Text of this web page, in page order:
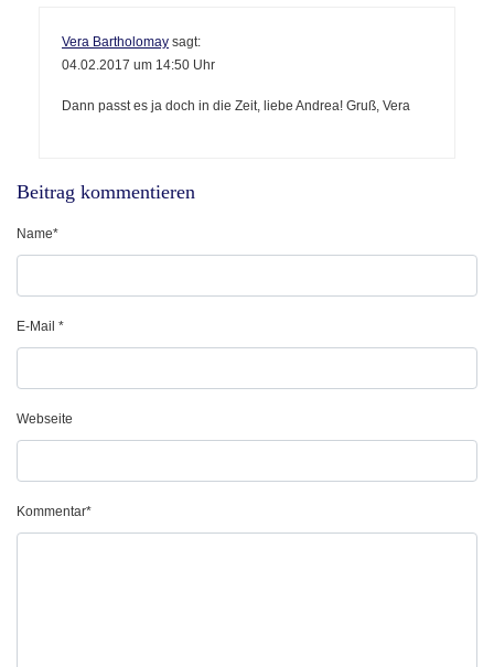
Vera Bartholomay sagt:
04.02.2017 um 14:50 Uhr
Dann passt es ja doch in die Zeit, liebe Andrea! Gruß, Vera
Beitrag kommentieren
Vorname
Name
E-Mail
Marke
Webseite
Kommentar